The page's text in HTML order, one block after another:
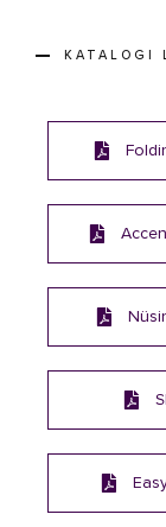
KATALOGI